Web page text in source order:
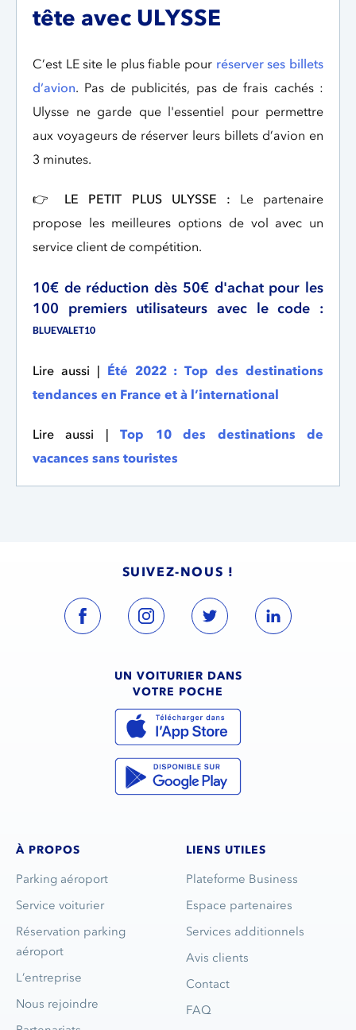
tête avec ULYSSE
C’est LE site le plus fiable pour réserver ses billets
d’avion. Pas de publicités, pas de frais cachés :
Ulysse ne garde que l'essentiel pour permettre
aux voyageurs de réserver leurs billets d’avion en
3 minutes.
👉 LE PETIT PLUS ULYSSE : Le partenaire
propose les meilleures options de vol avec un
service client de compétition.
10€ de réduction dès 50€ d'achat pour les
100 premiers utilisateurs avec le code :
BLUEVALET10
Lire aussi | Été 2022 : Top des destinations
tendances en France et à l’international
Lire aussi |Top 10 des destinations de
vacances sans touristes
SUIVEZ-NOUS !
UN VOITURIER DANS
VOTRE POCHE
À PROPOS
Parking aéroport
Service voiturier
Réservation parking
aéroport
L’entreprise
Nous rejoindre
LIENS UTILES
Plateforme Business
Espace partenaires
Services additionnels
Avis clients
Contact
FAQ